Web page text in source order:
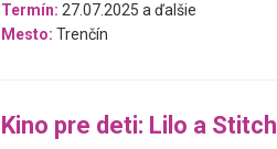
Termín: 27.07.2025 a ďalšie
Mesto: Trenčín
Kino pre deti: Lilo a Stitch